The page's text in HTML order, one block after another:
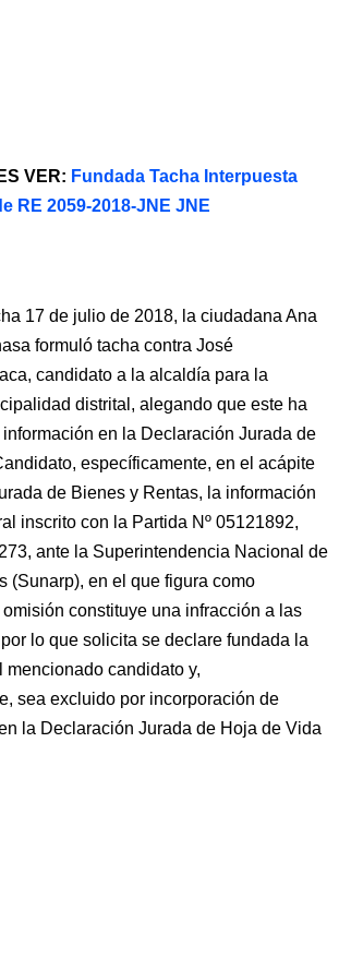
VER: Fundada Tacha Interpuesta
RE 2059-2018-JNE JNE
17 de julio de 2018, la ciudadana Ana
formuló tacha contra José
candidato a la alcaldía para la
distrital, alegando que este ha
en la Declaración Jurada de
específicamente, en el acápite
de Bienes y Rentas, la información
inscrito con la Partida Nº 05121892,
ante la Superintendencia Nacional de
(Sunarp), en el que figura como
constituye una infracción a las
lo que solicita se declare fundada la
mencionado candidato y,
sea excluido por incorporación de
la Declaración Jurada de Hoja de Vida